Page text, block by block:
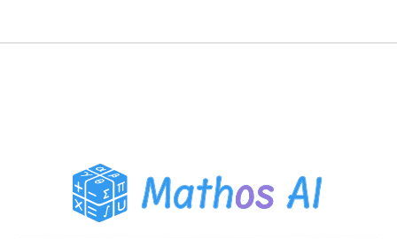
PDF 作業助手
學習工具